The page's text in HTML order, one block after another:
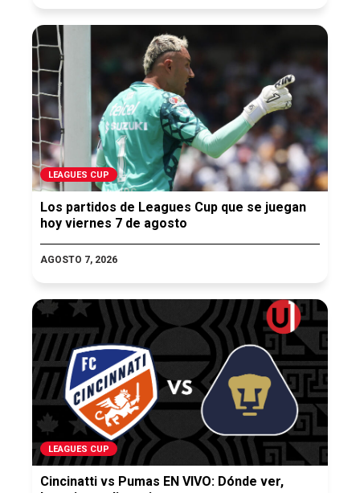
LEAGUES CUP
Los partidos de Leagues Cup que se juegan
hoy viernes 7 de agosto
AGOSTO 7, 2026
LEAGUES CUP
Cincinatti vs Pumas EN VIVO: Dónde ver,